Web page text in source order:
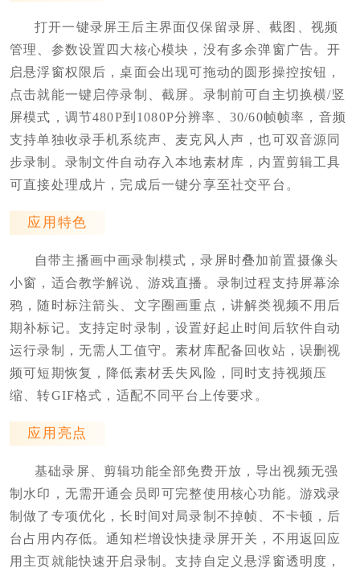
打开一键录屏王后主界面仅保留录屏、截图、视频
管理、参数设置四大核心模块，没有多余弹窗广告。开
启悬浮窗权限后，桌面会出现可拖动的圆形操控按钮，
点击就能一键启停录制、截屏。录制前可自主切换横/竖
屏模式，调节480P到1080P分辨率、30/60帧帧率，音频
支持单独收录手机系统声、麦克风人声，也可双音源同
步录制。录制文件自动存入本地素材库，内置剪辑工具
可直接处理成片，完成后一键分享至社交平台。
应用特色
自带主播画中画录制模式，录屏时叠加前置摄像头
小窗，适合教学解说、游戏直播。录制过程支持屏幕涂
鸦，随时标注箭头、文字圈画重点，讲解类视频不用后
期补标记。支持定时录制，设置好起止时间后软件自动
运行录制，无需人工值守。素材库配备回收站，误删视
频可短期恢复，降低素材丢失风险，同时支持视频压
缩、转GIF格式，适配不同平台上传要求。
应用亮点
基础录屏、剪辑功能全部免费开放，导出视频无强
制水印，无需开通会员即可完整使用核心功能。游戏录
制做了专项优化，长时间对局录制不掉帧、不卡顿，后
台占用内存低。通知栏增设快捷录屏开关，不用返回应
用主页就能快速开启录制。支持自定义悬浮窗透明度，